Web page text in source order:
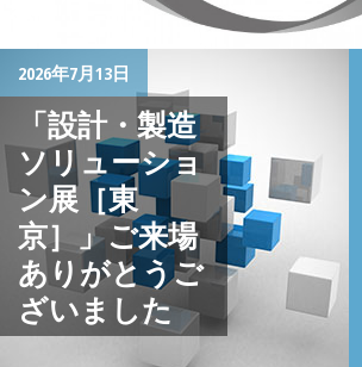
2026年7月13日
「設計・製造
ソリューショ
ン展［東
京］」ご来場
ありがとうご
ざいました